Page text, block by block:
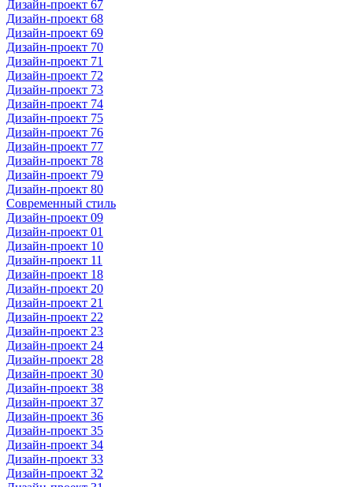
Дизайн-проект 67
Дизайн-проект 68
Дизайн-проект 69
Дизайн-проект 70
Дизайн-проект 71
Дизайн-проект 72
Дизайн-проект 73
Дизайн-проект 74
Дизайн-проект 75
Дизайн-проект 76
Дизайн-проект 77
Дизайн-проект 78
Дизайн-проект 79
Дизайн-проект 80
Современный стиль
Дизайн-проект 09
Дизайн-проект 01
Дизайн-проект 10
Дизайн-проект 11
Дизайн-проект 18
Дизайн-проект 20
Дизайн-проект 21
Дизайн-проект 22
Дизайн-проект 23
Дизайн-проект 24
Дизайн-проект 28
Дизайн-проект 30
Дизайн-проект 38
Дизайн-проект 37
Дизайн-проект 36
Дизайн-проект 35
Дизайн-проект 34
Дизайн-проект 33
Дизайн-проект 32